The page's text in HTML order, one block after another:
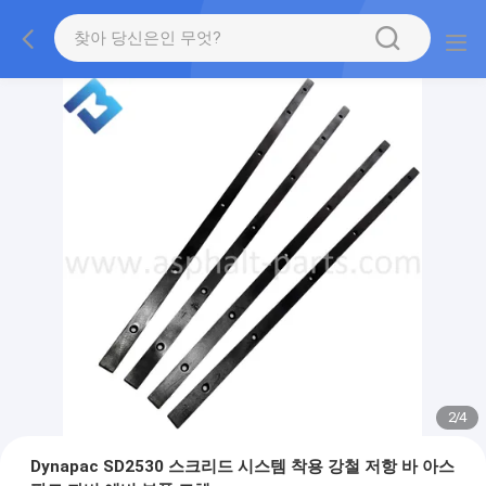
2/4
Dynapac SD2530 스크리드 시스템 착용 강철 저항 바 아스